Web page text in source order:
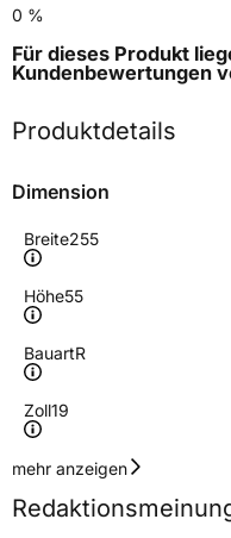
0 %
Für dieses Produkt
Kundenbewertungen
Produktdetails
Dimension
Breite255
Höhe55
BauartR
Zoll19
Geschwindigkeitsindex
Höchstgeschwindigkeit
mehr anzeigen